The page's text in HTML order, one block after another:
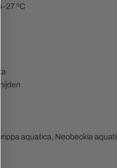
27 ºC
aquatica, Neobeckia